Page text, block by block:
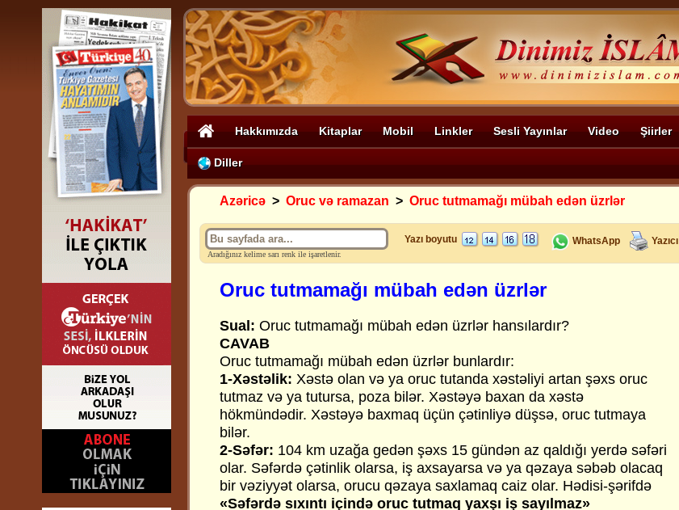
Hakkımızda Kitaplar Mobil Linkler Sesli Yayınlar Video Şiirler
Diller
Azəricə > Oruc və ramazan > Oruc tutmamağı mübah edən üzrlər
Aradığınız kelime sarı renk ile işaretlenir.
Yazı boyutu WhatsApp Yazıcı
Oruc tutmamağı mübah edən üzrlər
Sual: Oruc tutmamağı mübah edən üzrlər hansılardır?
CAVAB
Oruc tutmamağı mübah edən üzrlər bunlardır:
1-Xəstəlik: Xəstə olan və ya oruc tutanda xəstəliyi artan şəxs oruc
tutmaz və ya tutursa, poza bilər. Xəstəyə baxan da xəstə
hökmündədir. Xəstəyə baxmaq üçün çətinliyə düşsə, oruc tutmaya
bilər.
2-Səfər: 104 km uzağa gedən şəxs 15 gündən az qaldığı yerdə səfəri
olar. Səfərdə çətinlik olarsa, iş axsayarsa və ya qəzaya səbəb olacaq
bir vəziyyət olarsa, orucu qəzaya saxlamaq caiz olar. Hədisi-şərifdə
«Səfərdə sıxıntı içində oruc tutmaq yaxşı iş sayılmaz»